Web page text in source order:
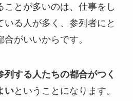
ことが多いのは、仕事をし
いる人が多く、参列者にと
がいいからです。
列する人たちの都合がつく
いということになります。